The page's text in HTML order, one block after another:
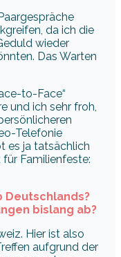
da ich die
wieder
Das Warten
to-Face“
und ich sehr froh,
Telefonie
es ja tatsächlich
Familienfeste:
Deutschlands?
bislang ab?
Hier ist also
aufgrund der